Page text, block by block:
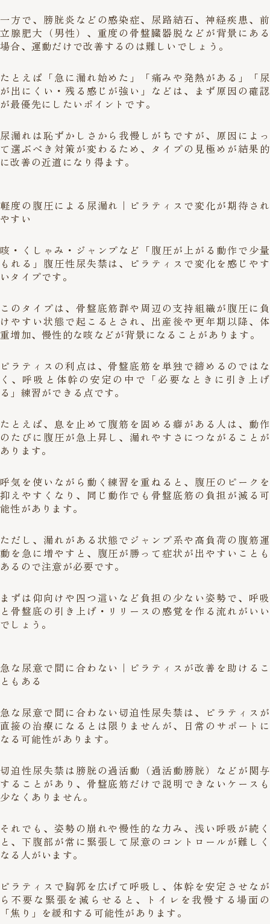
一方で、膀胱炎などの感染症、尿路結石、神経疾患、前
立腺肥大（男性）、重度の骨盤臓器脱などが背景にある
場合、運動だけで改善するのは難しいでしょう。
たとえば「急に漏れ始めた」「痛みや発熱がある」「尿
が出にくい・残る感じが強い」などは、まず原因の確認
が最優先にしたいポイントです。
尿漏れは恥ずかしさから我慢しがちですが、原因によっ
て選ぶべき対策が変わるため、タイプの見極めが結果的
に改善の近道になり得ます。
軽度の腹圧による尿漏れ｜ピラティスで変化が期待され
やすい
咳・くしゃみ・ジャンプなど「腹圧が上がる動作で少量
もれる」腹圧性尿失禁は、ピラティスで変化を感じやす
いタイプです。
このタイプは、骨盤底筋群や周辺の支持組織が腹圧に負
けやすい状態で起こるとされ、出産後や更年期以降、体
重増加、慢性的な咳などが背景になることがあります。
ピラティスの利点は、骨盤底筋を単独で締めるのではな
く、呼吸と体幹の安定の中で「必要なときに引き上げ
る」練習ができる点です。
たとえば、息を止めて腹筋を固める癖がある人は、動作
のたびに腹圧が急上昇し、漏れやすさにつながることが
あります。
呼気を使いながら動く練習を重ねると、腹圧のピークを
抑えやすくなり、同じ動作でも骨盤底筋の負担が減る可
能性があります。
ただし、漏れがある状態でジャンプ系や高負荷の腹筋運
動を急に増やすと、腹圧が勝って症状が出やすいことも
あるので注意が必要です。
まずは仰向けや四つ這いなど負担の少ない姿勢で、呼吸
と骨盤底の引き上げ・リリースの感覚を作る流れがいい
でしょう。
急な尿意で間に合わない｜ピラティスが改善を助けるこ
ともある
急な尿意で間に合わない切迫性尿失禁は、ピラティスが
直接の治療になるとは限りませんが、日常のサポートに
なる可能性があります。
切迫性尿失禁は膀胱の過活動（過活動膀胱）などが関与
することがあり、骨盤底筋だけで説明できないケースも
少なくありません。
それでも、姿勢の崩れや慢性的な力み、浅い呼吸が続く
と、下腹部が常に緊張して尿意のコントロールが難しく
なる人がいます。
ピラティスで胸郭を広げて呼吸し、体幹を安定させなが
ら不要な緊張を減らせると、トイレを我慢する場面の
「焦り」を緩和する可能性があります。